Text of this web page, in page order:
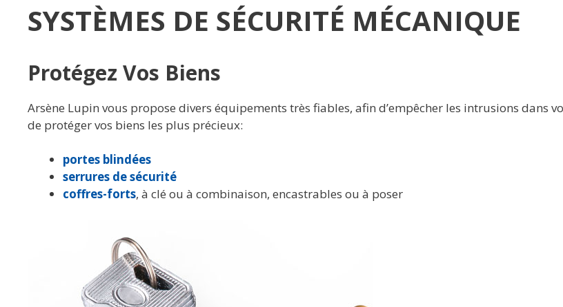
SYSTÈMES DE SÉCURITÉ MÉCANIQUE
Protégez Vos Biens
Arsène Lupin vous propose divers équipements très fiables, afin d’empêcher les intrusions dans
de protéger vos biens les plus précieux:
portes blindées
serrures de sécurité
coffres-forts, à clé ou à combinaison, encastrables ou à poser